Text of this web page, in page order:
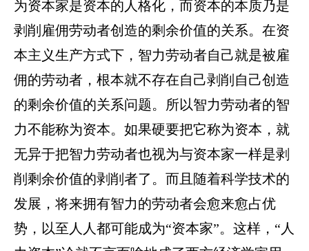
为资本家是资本的人格化，而资本的本质乃是
剥削雇佣劳动者创造的剩余价值的关系。在资
本主义生产方式下，智力劳动者自己就是被雇
佣的劳动者，根本就不存在自己剥削自己创造
的剩余价值的关系问题。所以智力劳动者的智
力不能称为资本。如果硬要把它称为资本，就
无异于把智力劳动者也视为与资本家一样是剥
削剩余价值的剥削者了。而且随着科学技术的
发展，将来拥有智力的劳动者会愈来愈占优
势，以至人人都可能成为“资本家”。这样，“人